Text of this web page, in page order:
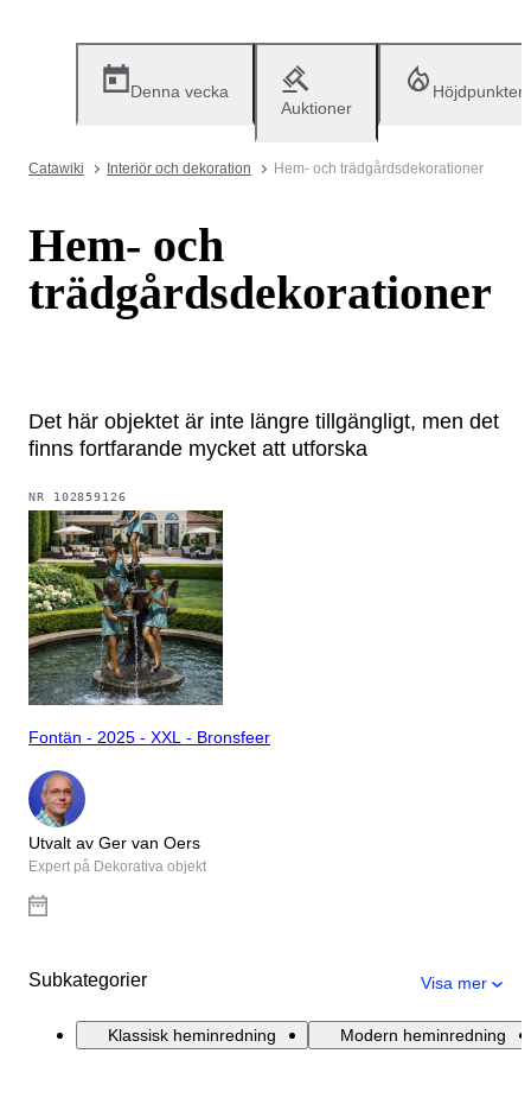
Denna vecka
Auktioner
Höjdpunkter
Catawiki Interiör och dekoration Hem- och trädgårdsdekorationer
Hem- och
trädgårdsdekorationer
Det här objektet är inte längre tillgängligt, men det
finns fortfarande mycket att utforska
NR 102859126
Fontän - 2025 - XXL - Bronsfeer
Utvalt av Ger van Oers
Expert på Dekorativa objekt
Subkategorier Visa mer
Klassisk heminredning Modern heminredning